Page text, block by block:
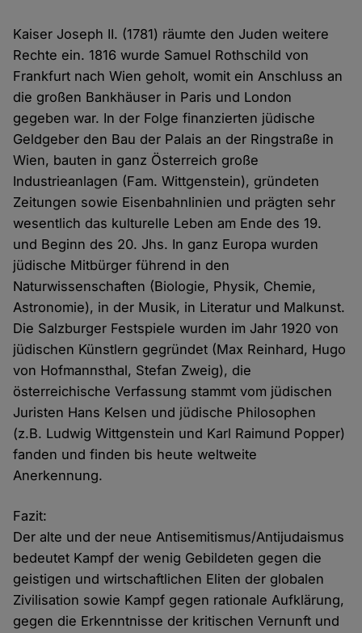
Kaiser Joseph II. (1781) räumte den Juden weitere
Rechte ein. 1816 wurde Samuel Rothschild von
Frankfurt nach Wien geholt, womit ein Anschluss an
die großen Bankhäuser in Paris und London
gegeben war. In der Folge finanzierten jüdische
Geldgeber den Bau der Palais an der Ringstraße in
Wien, bauten in ganz Österreich große
Industrieanlagen (Fam. Wittgenstein), gründeten
Zeitungen sowie Eisenbahnlinien und prägten sehr
wesentlich das kulturelle Leben am Ende des 19.
und Beginn des 20. Jhs. In ganz Europa wurden
jüdische Mitbürger führend in den
Naturwissenschaften (Biologie, Physik, Chemie,
Astronomie), in der Musik, in Literatur und Malkunst.
Die Salzburger Festspiele wurden im Jahr 1920 von
jüdischen Künstlern gegründet (Max Reinhard, Hugo
von Hofmannsthal, Stefan Zweig), die
österreichische Verfassung stammt vom jüdischen
Juristen Hans Kelsen und jüdische Philosophen
(z.B. Ludwig Wittgenstein und Karl Raimund Popper)
fanden und finden bis heute weltweite
Anerkennung.
Fazit:
Der alte und der neue Antisemitismus/Antijudaismus
bedeutet Kampf der wenig Gebildeten gegen die
geistigen und wirtschaftlichen Eliten der globalen
Zivilisation sowie Kampf gegen rationale Aufklärung,
gegen die Erkenntnisse der kritischen Vernunft und